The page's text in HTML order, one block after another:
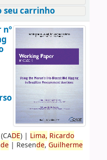
seu carrinho
DE)| Lima, Ricardo
de| Resende, Guilherme